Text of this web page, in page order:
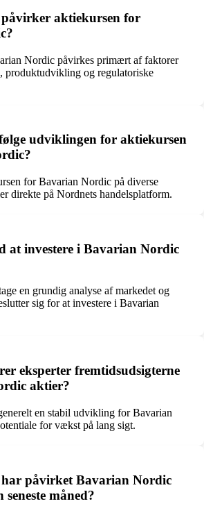
aktiekursen for
Nordic påvirkes primært af faktorer
produktudvikling og regulatoriske
udviklingen for aktiekursen
for Bavarian Nordic på diverse
direkte på Nordnets handelsplatform.
at investere i Bavarian Nordic
en grundig analyse af markedet og
sig for at investere i Bavarian
eksperter fremtidsudsigterne
aktier?
en stabil udvikling for Bavarian
for vækst på lang sigt.
påvirket Bavarian Nordic
måned?